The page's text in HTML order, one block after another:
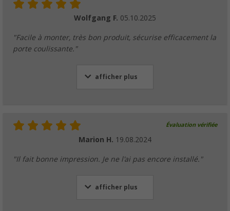
Wolfgang F. 05.10.2025
"Facile à monter, très bon produit, sécurise efficacement la
porte coulissante."
afficher plus
Évaluation vérifiée
Marion H. 19.08.2024
"Il fait bonne impression. Je ne l'ai pas encore installé."
afficher plus